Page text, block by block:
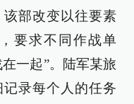
部改变以往要素
要求不同作战单
一起”。陆军某旅
录每个人的任务